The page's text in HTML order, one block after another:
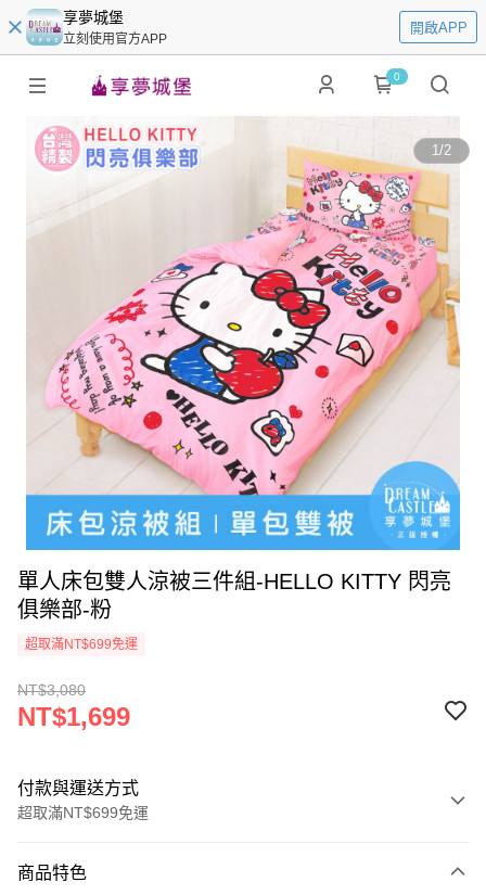
享夢城堡
立刻使用官方APP
開啟APP
0
1/2
單人床包雙人涼被三件組-HELLO KITTY 閃亮
俱樂部-粉
超取滿NT$699免運
NT$3,080
NT$1,699
付款與運送方式
超取滿NT$699免運
信用卡一次付款
商品特色